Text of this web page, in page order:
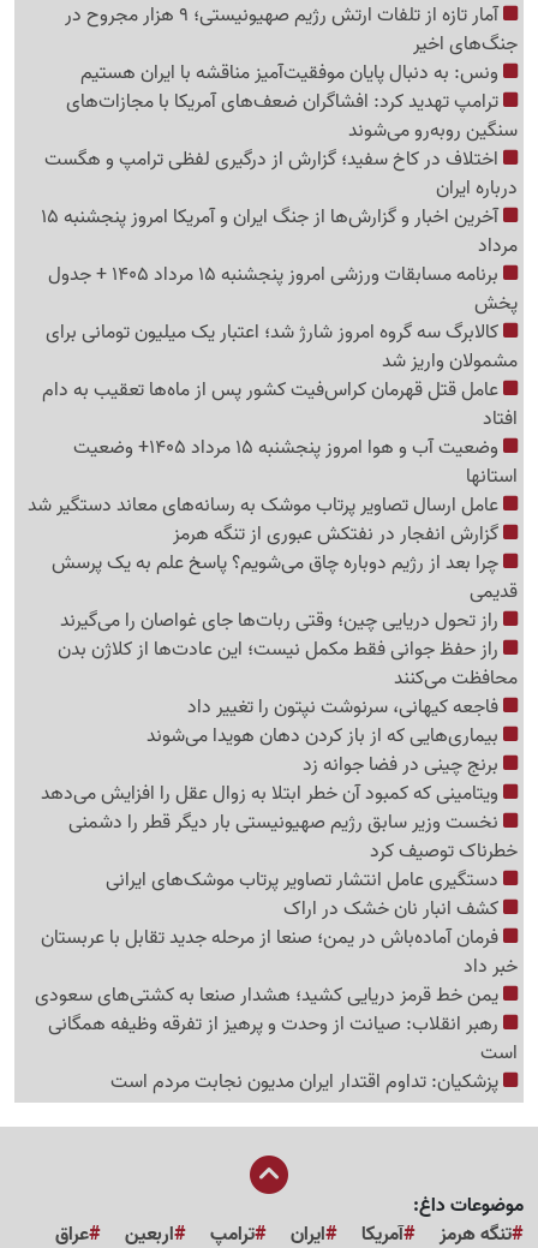
آمار تازه از تلفات ارتش رژیم صهیونیستی؛ 9 هزار مجروح در
جنگ‌های اخیر
ونس: به دنبال پایان موفقیت‌آمیز مناقشه با ایران هستیم
ترامپ تهدید کرد: افشاگران ضعف‌های آمریکا با مجازات‌های
سنگین روبه‌رو می‌شوند
اختلاف در کاخ سفید؛ گزارش از درگیری لفظی ترامپ و هگست
درباره ایران
آخرین اخبار و گزارش‌ها از جنگ ایران و آمریکا امروز پنجشنبه 15
مرداد
برنامه مسابقات ورزشی امروز پنجشنبه 15 مرداد 1405 + جدول
پخش
کالابرگ سه گروه امروز شارژ شد؛ اعتبار یک میلیون تومانی برای
مشمولان واریز شد
عامل قتل قهرمان کراس‌فیت کشور پس از ماه‌ها تعقیب به دام
افتاد
وضعیت آب و هوا امروز پنجشنبه 15 مرداد 1405+ وضعیت
استانها
عامل ارسال تصاویر پرتاب موشک به رسانه‌های معاند دستگیر شد
گزارش انفجار در نفتکش عبوری از تنگه هرمز
چرا بعد از رژیم دوباره چاق می‌شویم؟ پاسخ علم به یک پرسش
قدیمی
راز تحول دریایی چین؛ وقتی ربات‌ها جای غواصان را می‌گیرند
راز حفظ جوانی فقط مکمل نیست؛ این عادت‌ها از کلاژن بدن
محافظت می‌کنند
فاجعه کیهانی، سرنوشت نپتون را تغییر داد
بیماری‌هایی که از باز کردن دهان هویدا می‌شوند
برنج چینی در فضا جوانه زد
ویتامینی که کمبود آن خطر ابتلا به زوال عقل را افزایش می‌دهد
نخست وزیر سابق رژیم صهیونیستی بار دیگر قطر را دشمنی
خطرناک توصیف کرد
دستگیری عامل انتشار تصاویر پرتاب موشک‌های ایرانی
کشف انبار نان خشک در اراک
فرمان آماده‌باش در یمن؛ صنعا از مرحله جدید تقابل با عربستان
خبر داد
یمن خط قرمز دریایی کشید؛ هشدار صنعا به کشتی‌های سعودی
رهبر انقلاب: صیانت از وحدت و پرهیز از تفرقه وظیفه همگانی
است
پزشکیان: تداوم اقتدار ایران مدیون نجابت مردم است
موضوعات داغ:
تنگه هرمز
آمریکا ایران ترامپ اربعین
عراق